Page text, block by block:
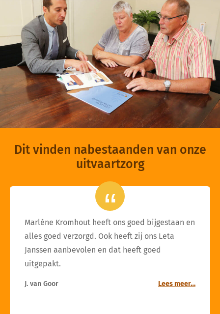
Dit vinden nabestaanden van onze
uitvaartzorg
Marlène Kromhout heeft ons goed bijgestaan en
alles goed verzorgd. Ook heeft zij ons Leta
Janssen aanbevolen en dat heeft goed
uitgepakt.
J. van Goor Lees meer…